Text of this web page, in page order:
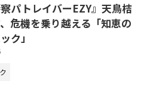
察パトレイバーEZY』天鳥桔
危機を乗り越える「知恵の
ク」